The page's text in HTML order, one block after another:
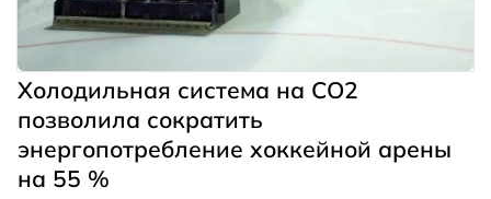
Холодильная система на CO2
позволила сократить
энергопотребление хоккейной арены
на 55 %